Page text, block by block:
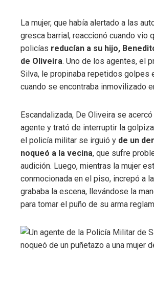
La mujer, que había alertado a las
gresca barrial, reaccionó cuando vio
policías reducían a su hijo,
de Oliveira. Uno de los agentes, el
Silva, le propinaba repetidos golpes
cuando se encontraba inmovilizado
Escandalizada, De Oliveira se
agente y trató de interruptir la
el policía militar se irguió y de un
noqueó a la vecina, que sufre
audición. Luego, mientras la mujer
conmocionada en el piso, increpó a
grababa la escena, llevándose la
para tomar el puño de su arma